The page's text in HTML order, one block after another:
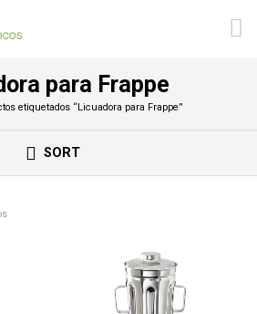
para Frappe
etiquetados “Licuadora para Frappe”
SORT